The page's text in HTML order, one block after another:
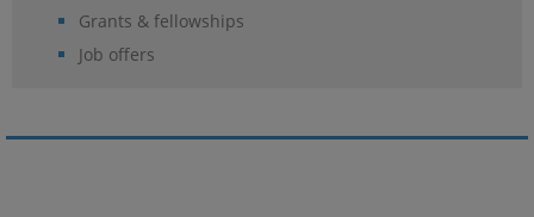
Grants & fellowships
Job offers